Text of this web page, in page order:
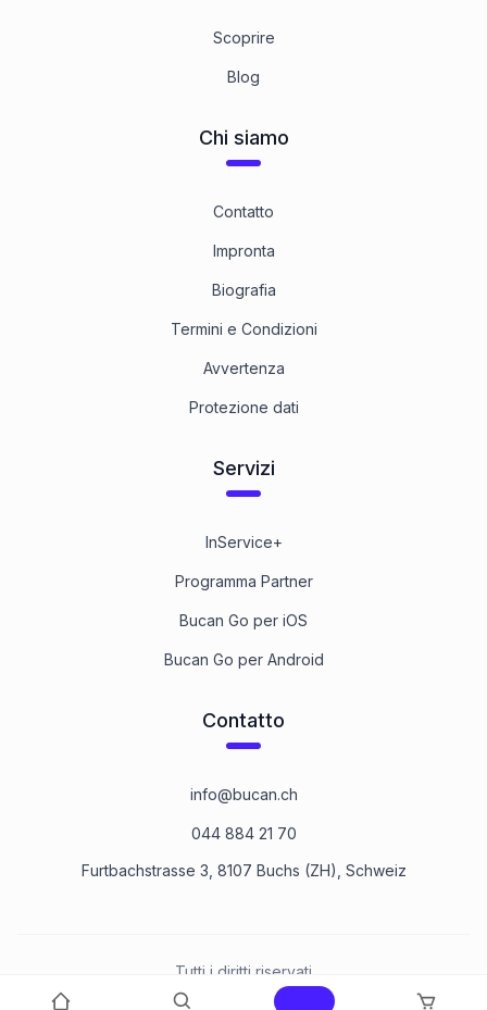
Scoprire
Blog
Chi siamo
Contatto
Impronta
Biografia
Termini e Condizioni
Avvertenza
Protezione dati
Servizi
InService+
Programma Partner
Bucan Go per iOS
Bucan Go per Android
Contatto
info@bucan.ch
044 884 21 70
Furtbachstrasse 3, 8107 Buchs (ZH), Schweiz
Tutti i diritti riservati